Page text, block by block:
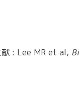
献 : Lee MR et al,